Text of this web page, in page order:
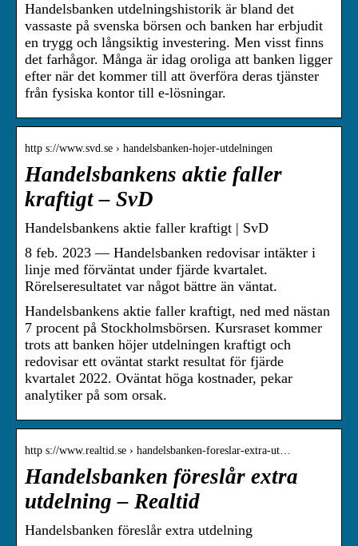
Handelsbanken utdelningshistorik är bland det
vassaste på svenska börsen och banken har erbjudit
en trygg och långsiktig investering. Men visst finns
det farhågor. Många är idag oroliga att banken ligger
efter när det kommer till att överföra deras tjänster
från fysiska kontor till e-lösningar.
http s://www.svd.se › handelsbanken-hojer-utdelningen
Handelsbankens aktie faller
kraftigt – SvD
Handelsbankens aktie faller kraftigt | SvD
8 feb. 2023 — Handelsbanken redovisar intäkter i
linje med förväntat under fjärde kvartalet.
Rörelseresultatet var något bättre än väntat.
Handelsbankens aktie faller kraftigt, ned med nästan
7 procent på Stockholmsbörsen. Kursraset kommer
trots att banken höjer utdelningen kraftigt och
redovisar ett oväntat starkt resultat för fjärde
kvartalet 2022. Oväntat höga kostnader, pekar
analytiker på som orsak.
http s://www.realtid.se › handelsbanken-foreslar-extra-ut…
Handelsbanken föreslår extra
utdelning – Realtid
Handelsbanken föreslår extra utdelning